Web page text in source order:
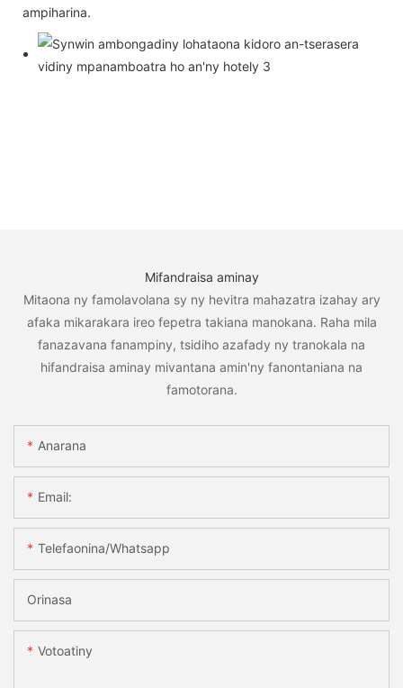
ampiharina.
Mifandraisa aminay
Mitaona ny famolavolana sy ny hevitra mahazatra izahay ary
afaka mikarakara ireo fepetra takiana manokana. Raha mila
fanazavana fanampiny, tsidiho azafady ny tranokala na
hifandraisa aminay mivantana amin'ny fanontaniana na
famotorana.
Anarana
Email:
Telefaonina/whatsapp
Orinasa
Votoatiny